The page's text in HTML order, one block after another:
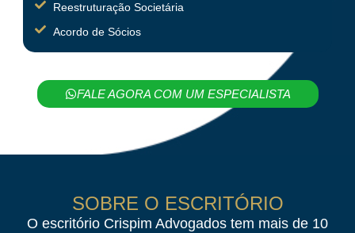
Reestruturação Societária
Acordo de Sócios
FALE AGORA COM UM ESPECIALISTA
SOBRE O ESCRITÓRIO
O escritório Crispim Advogados tem mais de 10